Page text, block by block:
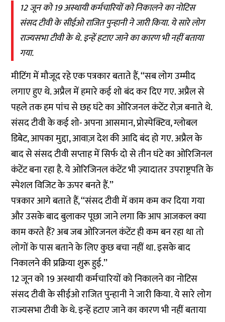
12 जून को 19 अस्थायी कर्मचारियों को निकालने का नोटिस
संसद टीवी के सीईओ राजित पुन्हानी ने जारी किया. ये सारे लोग
राज्यसभा टीवी के थे. इन्हें हटाए जाने का कारण भी नहीं बताया
गया.
मीटिंग में मौजूद रहे एक पत्रकार बताते हैं, ‘‘सब लोग उम्मीद
लगाए हुए थे. अप्रैल में हमारे कई शो बंद कर दिए गए. अप्रैल से
पहले तक हम पांच से छह घंटे का ओरिजनल कंटेंट रोज़ बनाते थे.
संसद टीवी के कई शो- अपना आसमान, प्रोस्पेक्टिव, ग्लोबल
डिबेट, आपका मुद्दा, आवाज़ देश की आदि बंद हो गए. अप्रैल के
बाद से संसद टीवी सप्ताह में सिर्फ दो से तीन घंटे का ओरिजिनल
कंटेंट बना रहा है. ये ओरिजिनल कंटेंट भी ज़्यादातर उपराष्ट्रपति के
स्पेशल विजिट के ऊपर बनते हैं.’’
पत्रकार आगे बताते हैं, ‘‘संसद टीवी में काम कम कर दिया गया
और उसके बाद बुलाकर पूछा जाने लगा कि आप आजकल क्या
काम करते हैं? अब जब ओरिजनल कंटेंट ही कम बन रहा था तो
लोगों के पास बताने के लिए कुछ बचा नहीं था. इसके बाद
निकालने की प्रक्रिया शुरू हुई.’’
12 जून को 19 अस्थायी कर्मचारियों को निकालने का नोटिस
संसद टीवी के सीईओ राजित पुन्हानी ने जारी किया. ये सारे लोग
राज्यसभा टीवी के थे. इन्हें हटाए जाने का कारण भी नहीं बताया